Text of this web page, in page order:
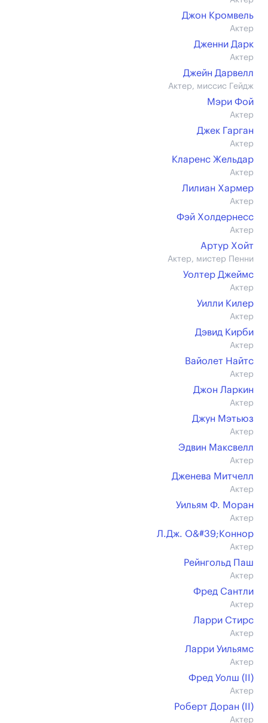
Джон Кромвель
Актер
Дженни Дарк
Актер
Джейн Дарвелл
Актер, миссис Гейдж
Мэри Фой
Актер
Джек Гарган
Актер
Кларенс Жельдар
Актер
Лилиан Хармер
Актер
Фэй Холдернесс
Актер
Артур Хойт
Актер, мистер Пенни
Уолтер Джеймс
Актер
Уилли Килер
Актер
Дэвид Кирби
Актер
Вайолет Найтс
Актер
Джон Ларкин
Актер
Джун Мэтьюз
Актер
Эдвин Максвелл
Актер
Дженева Митчелл
Актер
Уильям Ф. Моран
Актер
Л.Дж. О&#39;Коннор
Актер
Рейнгольд Паш
Актер
Фред Сантли
Актер
Ларри Стирс
Актер
Ларри Уильямс
Актер
Фред Уолш (II)
Актер
Роберт Доран (II)
Актер